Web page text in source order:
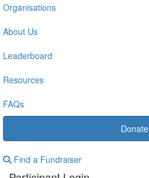
Organisations
About Us
Leaderboard
Resources
FAQs
Donate
Find a Fundraiser